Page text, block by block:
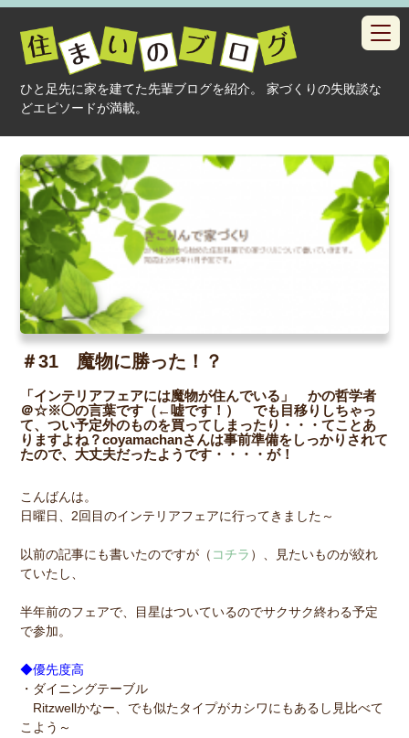
ひと足先に家を建てた先輩ブログを紹介。 家づくりの失敗談な
どエピソードが満載。
＃31 魔物に勝った！？
「インテリアフェアには魔物が住んでいる」 かの哲学者
＠☆※◯の言葉です（←嘘です！） でも目移りしちゃっ
て、つい予定外のものを買ってしまったり・・・てことあ
りますよね？coyamachanさんは事前準備をしっかりされて
たので、大丈夫だったようです・・・・が！
こんばんは。
日曜日、2回目のインテリアフェアに行ってきました～
以前の記事にも書いたのですが（ コチラ ）、見たいものが絞れ
ていたし、
半年前のフェアで、目星はついているのでサクサク終わる予定
で参加。
◆優先度高
・ダイニングテーブル
Ritzwellかなー、でも似たタイプがカシワにもあるし見比べて
こよう～